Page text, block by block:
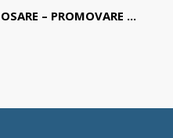
– PROMOVARE ...